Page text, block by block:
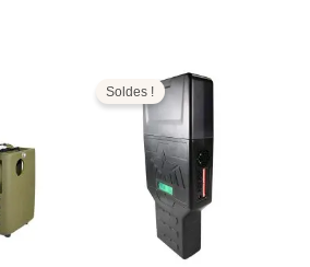
Soldes !
de
prix :